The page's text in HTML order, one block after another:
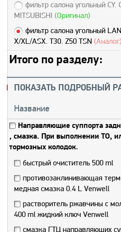
фильтр салона угольный CY.
MITSUBISHI (Оригинал)
фильтр салона угольный
X/XL/ASX. T30. Z50 TSN (Аналог)
Итого по разделу:
ПОКАЗАТЬ ПОДРОБНЫЙ
Название
Направляющие суппорта
, смазка. При выполнении ТО,
тормозных колодок.
быстрый очиститель 500 ml
противозаклинивающая
медная смазка 0.4 L Venwell
растворитель ржавчины с
400 ml жидкий ключ Venwell
смазка ГТЦ направляющих